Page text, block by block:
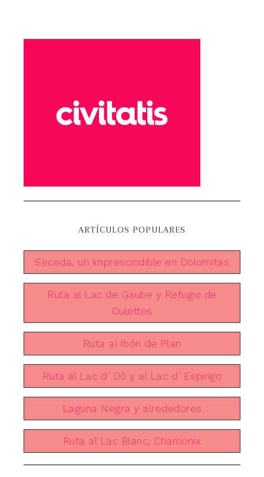
ARTÍCULOS POPULARES
Seceda, un imprescindible en Dolomitas
Ruta al Lac de Gaube y Refugio de
Oulettes
Ruta al Ibón de Plan
Ruta al Lac d´Oô y al Lac d´Espingo
Laguna Negra y alrededores
Ruta al Lac Blanc, Chamonix